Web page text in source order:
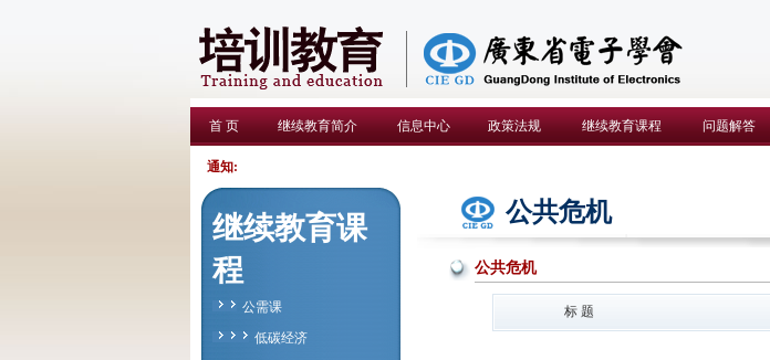
首 页 继续教育简介 信息中心 政策法规 继续教育课程 问题解答
通知:
继续教育课
程
公需课
低碳经济
公共危机
公共危机
标 题